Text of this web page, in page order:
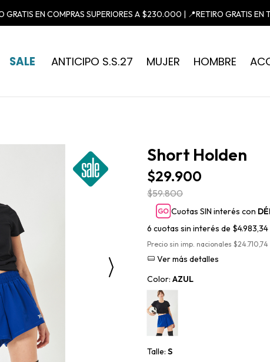
GRATIS EN COMPRAS SUPERIORES A $230.000 | 📍RETIRO GRATIS EN
SALE ANTICIPO S.S.27 MUJER HOMBRE
Short Holden
$29.900
$59.800
Cuotas SIN interés con
6 cuotas sin interés de $4.983,34
Precio sin imp. nacionales $24.710,74
Ver más detalles
Color: AZUL
Talle: S